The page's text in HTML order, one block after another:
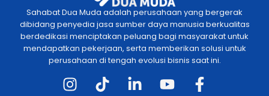
Sahabat Dua Muda adalah perusahaan yang bergerak
dibidang penyedia jasa sumber daya manusia berkualitas
berdedikasi menciptakan peluang bagi masyarakat untuk
mendapatkan pekerjaan, serta memberikan solusi untuk
perusahaan di tengah evolusi bisnis saat ini.